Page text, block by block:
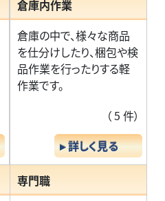
倉庫内作業
倉庫の中で、様々な商品
を仕分けしたり、梱包や検
品作業を行ったりする軽
作業です。
（ 5 件）
▸ 詳しく見る
専門職